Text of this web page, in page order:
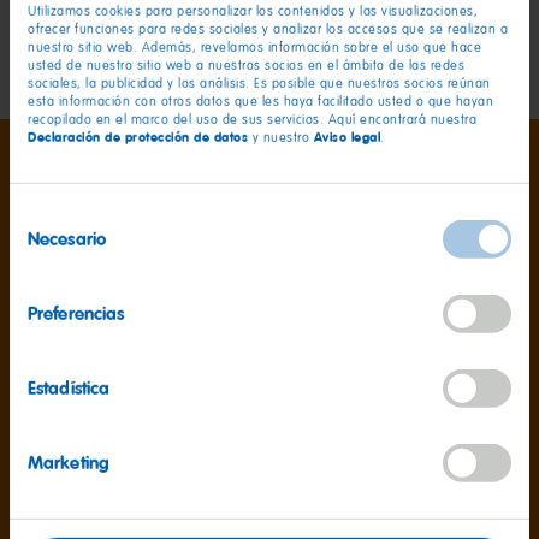
Utilizamos cookies para personalizar los contenidos y las visualizaciones,
ofrecer funciones para redes sociales y analizar los accesos que se realizan a
nuestro sitio web. Además, revelamos información sobre el uso que hace
usted de nuestro sitio web a nuestros socios en el ámbito de las redes
sociales, la publicidad y los análisis. Es posible que nuestros socios reúnan
esta información con otros datos que les haya facilitado usted o que hayan
recopilado en el marco del uso de sus servicios. Aquí encontrará nuestra
Declaración de protección de datos y nuestro Aviso legal.
deNecesario
Preferencias
Estadística
Marketing
2 Sartenes de molde, ø 16 cm
450 g de Ositos de Oro HARIBO
Así es como funciona